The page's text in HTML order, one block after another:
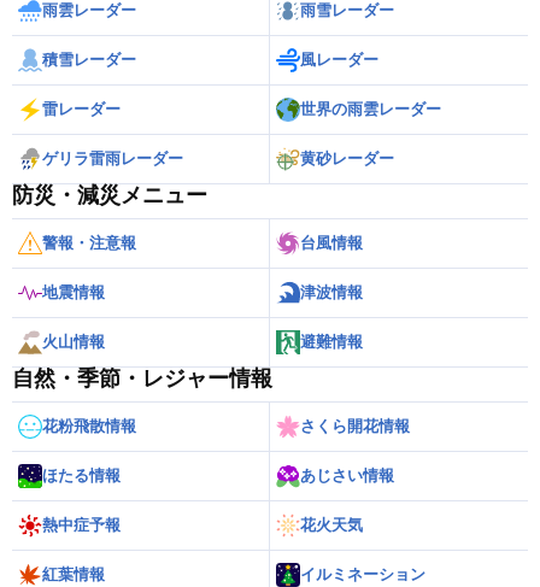
雨雲レーダー 雨雪レーダー
積雪レーダー 風レーダー
雷レーダー 世界の雨雲レーダー
ゲリラ雷雨レーダー 黄砂レーダー
防災・減災メニュー
警報・注意報 台風情報
地震情報 津波情報
火山情報 避難情報
自然・季節・レジャー情報
花粉飛散情報 さくら開花情報
ほたる情報 あじさい情報
熱中症予報 花火天気
紅葉情報 イルミネーション